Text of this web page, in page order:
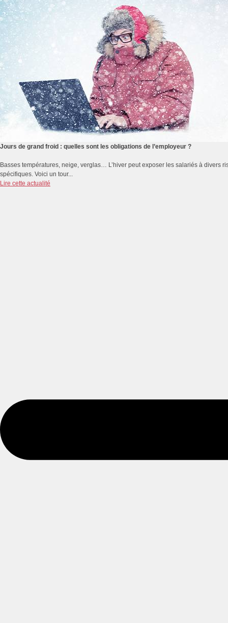
Jours de grand froid : quelles sont les obligations de l’employeur ?
Basses températures, neige, verglas… L’hiver peut exposer les salariés à divers
spécifiques. Voici un tour...
Lire cette actualité